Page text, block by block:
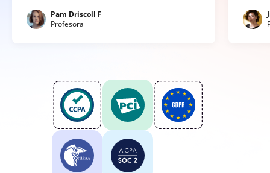
Pam Driscoll F
Profesora